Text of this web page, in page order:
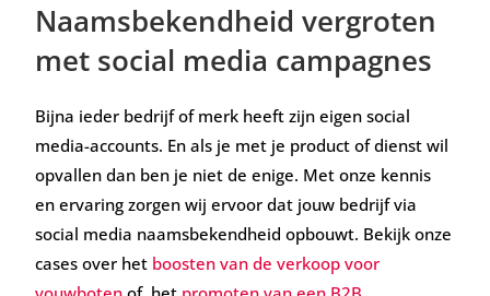
Naamsbekendheid vergroten
met social media campagnes
Bijna ieder bedrijf of merk heeft zijn eigen social
media-accounts. En als je met je product of dienst wil
opvallen dan ben je niet de enige. Met onze kennis
en ervaring zorgen wij ervoor dat jouw bedrijf via
social media naamsbekendheid opbouwt. Bekijk onze
cases over het boosten van de verkoop voor